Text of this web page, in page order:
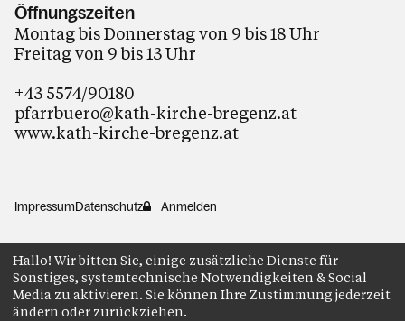
Öffnungszeiten
Montag bis Donnerstag von 9 bis 18 Uhr
Freitag von 9 bis 13 Uhr
+43 5574/90180
pfarrbuero@kath-kirche-bregenz.at
www.kath-kirche-bregenz.at
ImpressumDatenschutz Anmelden
Hallo! Wir bitten Sie, einige zusätzliche Dienste für
Sonstiges, systemtechnische Notwendigkeiten & Social
Media zu aktivieren. Sie können Ihre Zustimmung jederzeit
ändern oder zurückziehen.